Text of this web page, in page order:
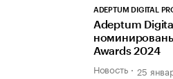
ADEPTUM DIGITAL
Adeptum
Awards 2024
Новость 25